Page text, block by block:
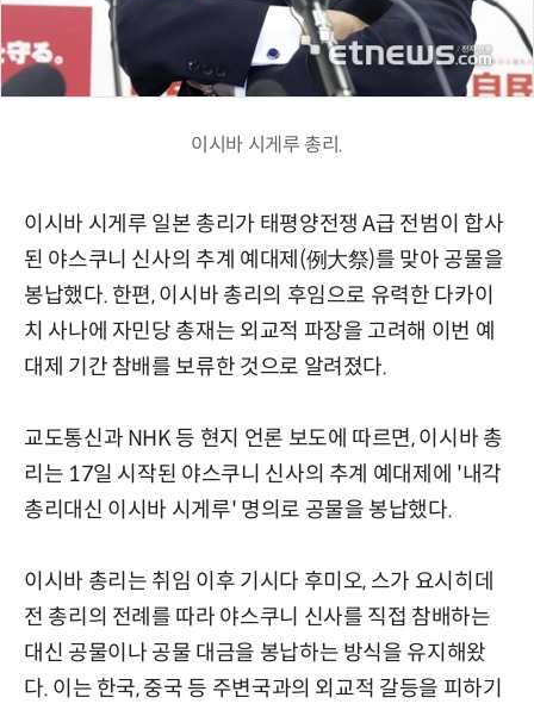
이시바 시게루 총리.
이시바 시게루 일본 총리가 태평양전쟁 A급 전범이 합사
된 야스쿠니 신사의 추계 예대제(例大祭)를 맞아 공물을
봉납했다. 한편, 이시바 총리의 후임으로 유력한 다카이
치 사나에 자민당 총재는 외교적 파장을 고려해 이번 예
대제 기간 참배를 보류한 것으로 알려졌다.
교도통신과 NHK 등 현지 언론 보도에 따르면, 이시바 총
리는 17일 시작된 야스쿠니 신사의 추계 예대제에 '내각
총리대신 이시바 시게루' 명의로 공물을 봉납했다.
이시바 총리는 취임 이후 기시다 후미오, 스가 요시히데
전 총리의 전례를 따라 야스쿠니 신사를 직접 참배하는
대신 공물이나 공물 대금을 봉납하는 방식을 유지해왔
다. 이는 한국, 중국 등 주변국과의 외교적 갈등을 피하기